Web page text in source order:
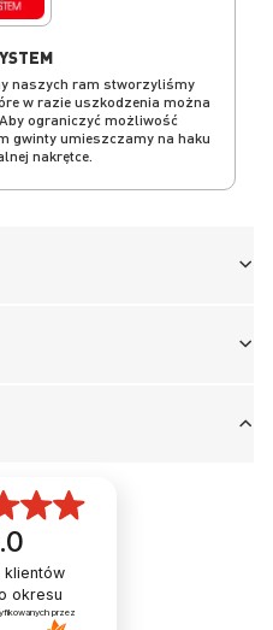
naszych ram stworzyliśmy
w razie uszkodzenia można
ograniczyć możliwość
gwinty umieszczamy na haku
nakrętce.
klientów
okresu
przez